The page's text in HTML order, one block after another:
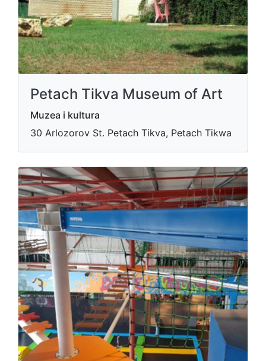
Petach Tikva Museum of Art
Muzea i kultura
30 Arlozorov St. Petach Tikva, Petach Tikwa